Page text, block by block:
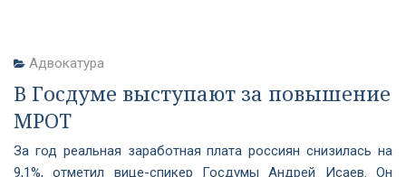
Адвокатура
В Госдуме выступают за повышение
МРОТ
За год реальная заработная плата россиян снизилась на
9,1%, отметил вице-спикер Госдумы Андрей Исаев. Он